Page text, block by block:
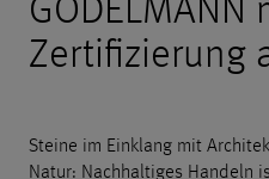
Zertifizierung
Steine im Einklang mit
Natur: Nachhaltiges Handeln